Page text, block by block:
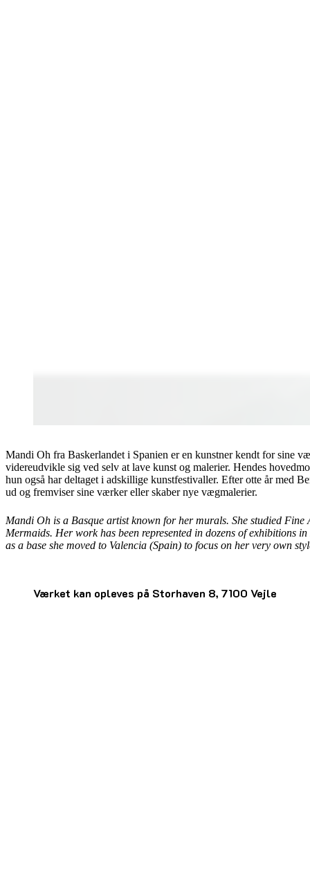
Mandi Oh fra Baskerlandet i Spanien er en kunstner kendt for sine
videreudvikle sig ved selv at lave kunst og malerier. Hendes
hun også har deltaget i adskillige kunstfestivaller. Efter otte år med
ud og fremviser sine værker eller skaber nye vægmalerier.
Mandi Oh is a Basque artist known for her murals. She studied
Mermaids. Her work has been represented in dozens of exhibitions
as a base she moved to Valencia (Spain) to focus on her very own
Værket kan opleves på Storhaven 8, 7100 Vejle